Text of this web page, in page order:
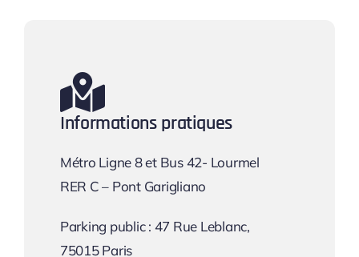
Informations pratiques
Métro Ligne 8 et Bus 42- Lourmel
RER C – Pont Garigliano
Parking public : 47 Rue Leblanc,
75015 Paris